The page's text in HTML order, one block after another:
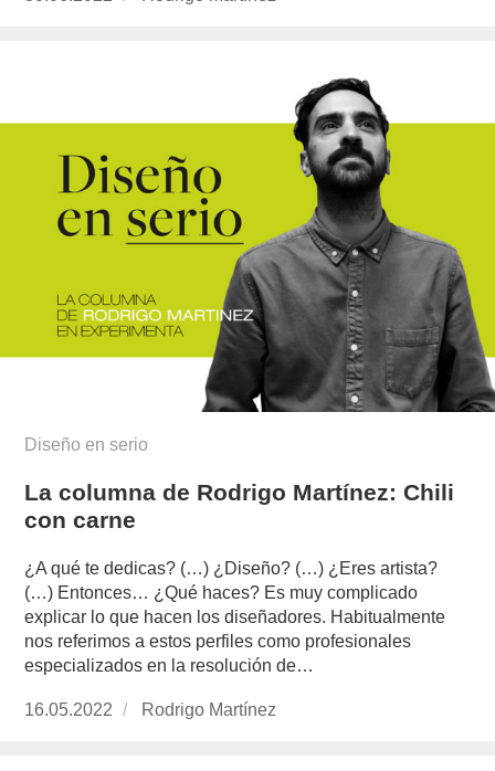
Diseño en serio
La columna de Rodrigo Martínez: Chili
con carne
¿A qué te dedicas? (…) ¿Diseño? (…) ¿Eres artista?
(…) Entonces… ¿Qué haces? Es muy complicado
explicar lo que hacen los diseñadores. Habitualmente
nos referimos a estos perfiles como profesionales
especializados en la resolución de…
Publicado
16.05.2022
https://www.experimenta.es/author/rodrigo-
Rodrigo Martínez